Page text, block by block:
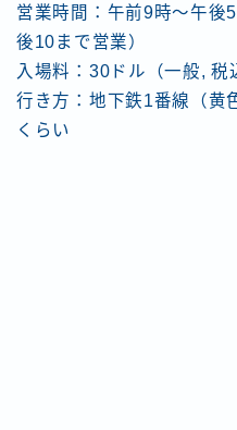
営業時間：午前9時〜午後
後10まで営業）
入場料：30ドル（一般,
行き方：地下鉄1番線（黄
くらい